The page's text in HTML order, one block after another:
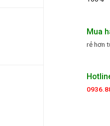
Mua
rẻ hơn